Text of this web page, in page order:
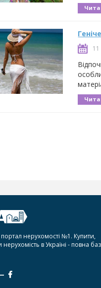
портал нерухомості №1. Купити,
в Україні - повна
—